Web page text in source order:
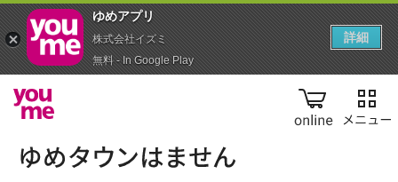
online
ゆめアプ‪リ‬
株式会社イズミ
無料 - In Google Play
詳細